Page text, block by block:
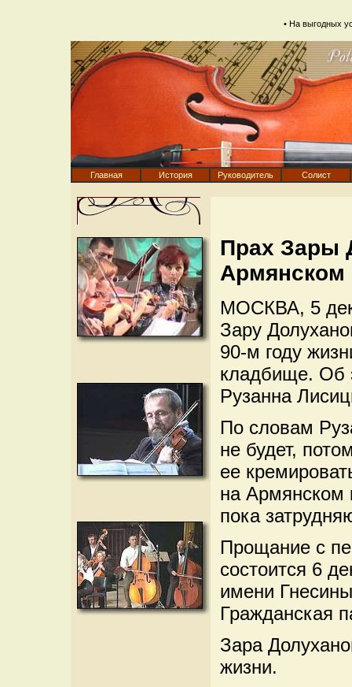
• На выгодных
Главная История Руководитель Солист
Прах Зары
Армянском
МОСКВА, 5
Зару
90-м году
кладбище. Об
Рузанна
По словам
не будет,
ее
на Армянском
пока
Прощание с
состоится 6
имени
Гражданская
Зара
жизни.